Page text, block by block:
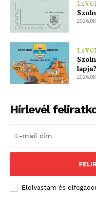
lapja?
Hírlevél
Elolvastam és